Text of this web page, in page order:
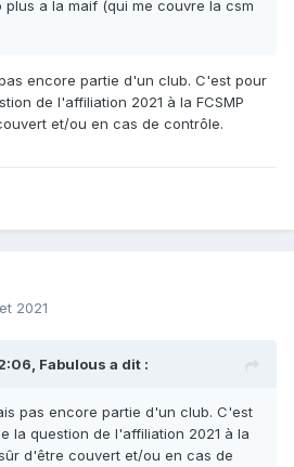
a la maif (qui me couvre la csm
encore partie d'un club. C'est pour
de l'affiliation 2021 à la FCSMP
et/ou en cas de contrôle.
2021
Fabulous a dit :
pas encore partie d'un club. C'est
la question de l'affiliation 2021 à la
d'être couvert et/ou en cas de